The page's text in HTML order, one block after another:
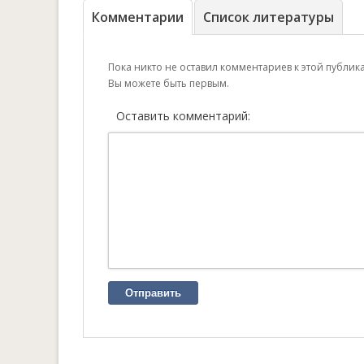
Комментарии Список литературы
Пока никто не оставил комментариев к этой
Вы можете быть первым.
Оставить комментарий:
Отправить